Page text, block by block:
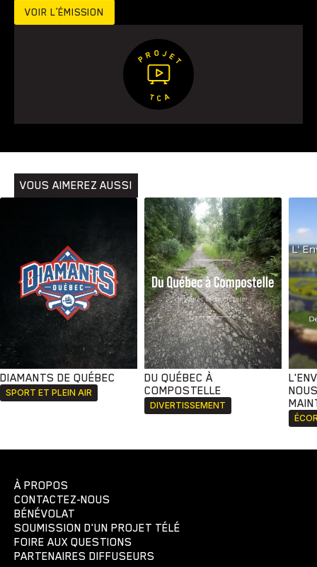
Bingo
Histoires Pêche
VOIR L’ÉMISSION
VOUS AIMEREZ AUSSI
DIAMANTS DE QUÉBEC
SPORT ET PLEIN AIR
DU QUÉBEC À
COMPOSTELLE
DIVERTISSEMENT
À PROPOS
CONTACTEZ-NOUS
BÉNÉVOLAT
SOUMISSION D'UN PROJET TÉLÉ
FOIRE AUX QUESTIONS
PARTENAIRES DIFFUSEURS